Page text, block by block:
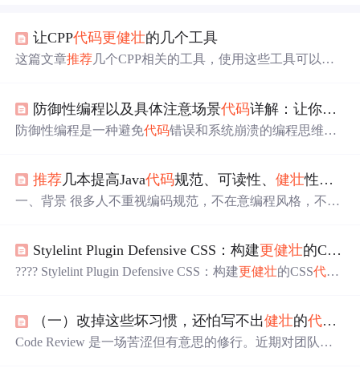
让CPP代码更健壮的几个工具
这篇文章推荐几个CPP相关的工具，使用这些工具可以帮
防御性编程以及具体注意场景代码详解：让你的系统
防御性编程是一种避免代码错误和系统崩溃的编程思维方
支、防御Null值以及限制非法状态。常见场景包括枚举比
较、空集合处理、业务对象属性校验、接口调用结果验证
推荐 几本提高Java代码规范、可读性、健壮性和可维护性的基本经典图
一、背景 很多人不重视编码规范，不在意编程风格，不考
易出各种bug，不知不觉会挖很多坑，团队合作其他同事会
感到很痛苦，代码 可读性很差，后期也很难维护。 有些人
进阶，这一块都非常非常非常...
Stylelint Plugin Defensive CSS：构建更健壮的CSS
???? Stylelint Plugin Defensive CSS：构建更健壮的CSS代码
性，我们推荐使用 Stylelint Plugin Defensive CSS。这个强
大的插件能够帮助开发者遵循防御性CSS的最佳实践，从
（一）改掉这些坏习惯，还怕写不出健壮的代码
Code Review 是一场苦涩但有意思的修行。近期对团队负